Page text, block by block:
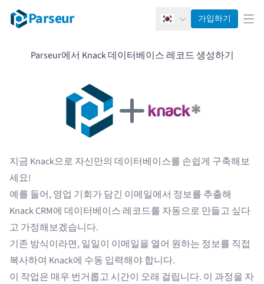
Parseur 한국어가입하기 메
Parseur에서 Knack 데이터베이스 레코드 생성하기
지금 Knack으로 자신만의 데이터베이스를 손쉽게 구축해보
세요!
예를 들어, 영업 기회가 담긴 이메일에서 정보를 추출해
Knack CRM에 데이터베이스 레코드를 자동으로 만들고 싶다
고 가정해보겠습니다.
기존 방식이라면, 일일이 이메일을 열어 원하는 정보를 직접
복사하여 Knack에 수동 입력해야 합니다.
이 작업은 매우 번거롭고 시간이 오래 걸립니다. 이 과정을 자